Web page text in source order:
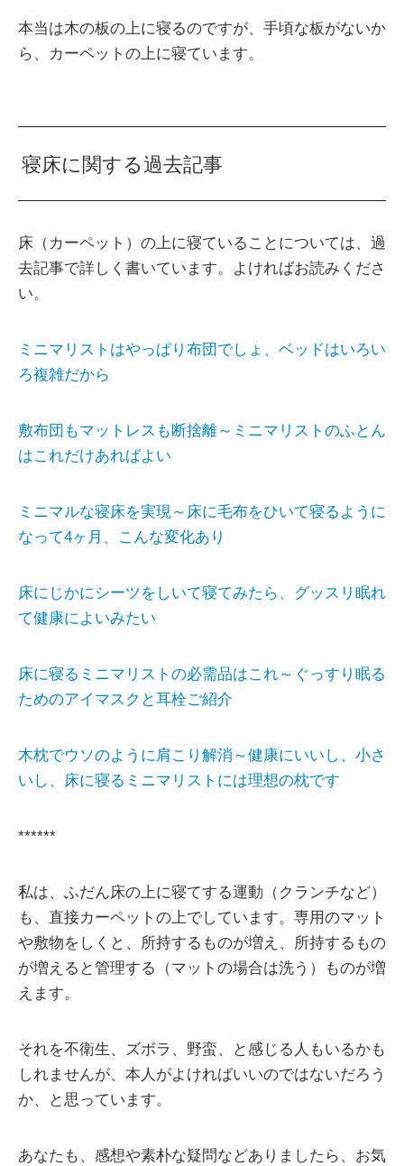
本当は木の板の上に寝るのですが、手頃な板がないか
ら、カーペットの上に寝ています。
寝床に関する過去記事
床（カーペット）の上に寝ていることについては、過
去記事で詳しく書いています。よければお読みくださ
い。
ミニマリストはやっぱり布団でしょ、ベッドはいろい
ろ複雑だから
敷布団もマットレスも断捨離～ミニマリストのふとん
はこれだけあればよい
ミニマルな寝床を実現～床に毛布をひいて寝るように
なって4ヶ月、こんな変化あり
床にじかにシーツをしいて寝てみたら、グッスリ眠れ
て健康によいみたい
床に寝るミニマリストの必需品はこれ～ぐっすり眠る
ためのアイマスクと耳栓ご紹介
木枕でウソのように肩こり解消～健康にいいし、小さ
いし、床に寝るミニマリストには理想の枕です
******
私は、ふだん床の上に寝てする運動（クランチなど）
も、直接カーペットの上でしています。専用のマット
や敷物をしくと、所持するものが増え、所持するもの
が増えると管理する（マットの場合は洗う）ものが増
えます。
それを不衛生、ズボラ、野蛮、と感じる人もいるかも
しれませんが、本人がよければいいのではないだろう
か、と思っています。
あなたも、感想や素朴な疑問などありましたら、お気